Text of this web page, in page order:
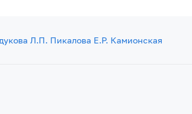
Л.П. Пикалова Е.Р. Камионская